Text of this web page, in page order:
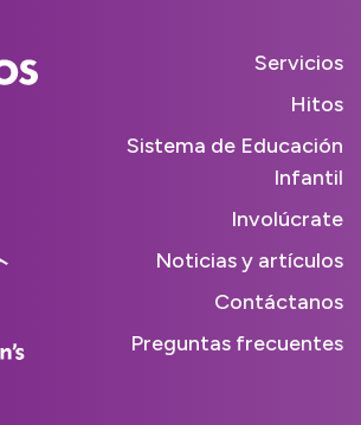
Servicios
Hitos
Sistema de Educación
Infantil
Involúcrate
Noticias y artículos
Contáctanos
Preguntas frecuentes